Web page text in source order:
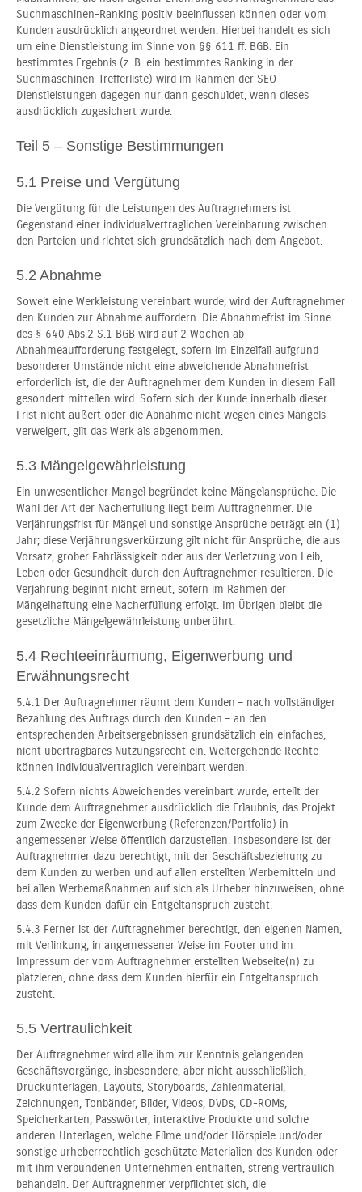
Suchmaschinen-Ranking positiv beeinflussen können oder vom
Kunden ausdrücklich angeordnet werden. Hierbei handelt es sich
um eine Dienstleistung im Sinne von §§ 611 ff. BGB. Ein
bestimmtes Ergebnis (z. B. ein bestimmtes Ranking in der
Suchmaschinen-Trefferliste) wird im Rahmen der SEO-
Dienstleistungen dagegen nur dann geschuldet, wenn dieses
ausdrücklich zugesichert wurde.
Teil 5 – Sonstige Bestimmungen
5.1 Preise und Vergütung
Die Vergütung für die Leistungen des Auftragnehmers ist
Gegenstand einer individualvertraglichen Vereinbarung zwischen
den Parteien und richtet sich grundsätzlich nach dem Angebot.
5.2 Abnahme
Soweit eine Werkleistung vereinbart wurde, wird der Auftragnehmer
den Kunden zur Abnahme auffordern. Die Abnahmefrist im Sinne
des § 640 Abs.2 S.1 BGB wird auf 2 Wochen ab
Abnahmeaufforderung festgelegt, sofern im Einzelfall aufgrund
besonderer Umstände nicht eine abweichende Abnahmefrist
erforderlich ist, die der Auftragnehmer dem Kunden in diesem Fall
gesondert mitteilen wird. Sofern sich der Kunde innerhalb dieser
Frist nicht äußert oder die Abnahme nicht wegen eines Mangels
verweigert, gilt das Werk als abgenommen.
5.3 Mängelgewährleistung
Ein unwesentlicher Mangel begründet keine Mängelansprüche. Die
Wahl der Art der Nacherfüllung liegt beim Auftragnehmer. Die
Verjährungsfrist für Mängel und sonstige Ansprüche beträgt ein (1)
Jahr; diese Verjährungsverkürzung gilt nicht für Ansprüche, die aus
Vorsatz, grober Fahrlässigkeit oder aus der Verletzung von Leib,
Leben oder Gesundheit durch den Auftragnehmer resultieren. Die
Verjährung beginnt nicht erneut, sofern im Rahmen der
Mängelhaftung eine Nacherfüllung erfolgt. Im Übrigen bleibt die
gesetzliche Mängelgewährleistung unberührt.
5.4 Rechteeinräumung, Eigenwerbung und
Erwähnungsrecht
5.4.1 Der Auftragnehmer räumt dem Kunden – nach vollständiger
Bezahlung des Auftrags durch den Kunden – an den
entsprechenden Arbeitsergebnissen grundsätzlich ein einfaches,
nicht übertragbares Nutzungsrecht ein. Weitergehende Rechte
können individualvertraglich vereinbart werden.
5.4.2 Sofern nichts Abweichendes vereinbart wurde, erteilt der
Kunde dem Auftragnehmer ausdrücklich die Erlaubnis, das Projekt
zum Zwecke der Eigenwerbung (Referenzen/Portfolio) in
angemessener Weise öffentlich darzustellen. Insbesondere ist der
Auftragnehmer dazu berechtigt, mit der Geschäftsbeziehung zu
dem Kunden zu werben und auf allen erstellten Werbemitteln und
bei allen Werbemaßnahmen auf sich als Urheber hinzuweisen, ohne
dass dem Kunden dafür ein Entgeltanspruch zusteht.
5.4.3 Ferner ist der Auftragnehmer berechtigt, den eigenen Namen,
mit Verlinkung, in angemessener Weise im Footer und im
Impressum der vom Auftragnehmer erstellten Webseite(n) zu
platzieren, ohne dass dem Kunden hierfür ein Entgeltanspruch
zusteht.
5.5 Vertraulichkeit
Der Auftragnehmer wird alle ihm zur Kenntnis gelangenden
Geschäftsvorgänge, insbesondere, aber nicht ausschließlich,
Druckunterlagen, Layouts, Storyboards, Zahlenmaterial,
Zeichnungen, Tonbänder, Bilder, Videos, DVDs, CD-ROMs,
Speicherkarten, Passwörter, interaktive Produkte und solche
anderen Unterlagen, welche Filme und/oder Hörspiele und/oder
sonstige urheberrechtlich geschützte Materialien des Kunden oder
mit ihm verbundenen Unternehmen enthalten, streng vertraulich
behandeln. Der Auftragnehmer verpflichtet sich, die